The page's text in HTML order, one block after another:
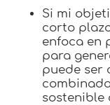
Si mi
corto
enfoca en
para
puede ser
sostenible